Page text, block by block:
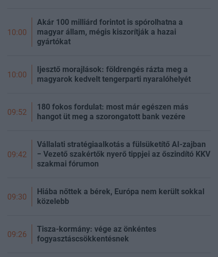
10:00
Akár 100 milliárd forintot is spórolhatna a
magyar állam, mégis kiszorítják a hazai
gyártókat
10:00
Ijesztő morajlások: földrengés rázta meg a
magyarok kedvelt tengerparti nyaralóhelyét
09:52
180 fokos fordulat: most már egészen más
hangot üt meg a szorongatott bank vezére
09:42
Vállalati stratégiaalkotás a fülsüketítő AI-zajban
− Vezető szakértők nyerő tippjei az őszindító KKV
szakmai fórumon
09:30
Hiába nőttek a bérek, Európa nem került sokkal
közelebb
09:26
Tisza-kormány: vége az önkéntes
fogyasztáscsökkentésnek